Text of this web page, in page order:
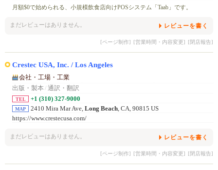
月額$0で始められる、小規模飲食店向けPOSシステム「Taab」です。
まだレビューはありません。 レビューを書く
[ページ制作] [営業時間・内容変更] [閉店報告]
Crestec USA, Inc. / Los Angeles
会社・工場・工業
出版・製本 / 通訳・翻訳
TEL +1 (310) 327-9000
MAP 2410 Mira Mar Ave, Long Beach , CA, 90815 US
https://www.crestecusa.com/
まだレビューはありません。 レビューを書く
[ページ制作] [営業時間・内容変更] [閉店報告]